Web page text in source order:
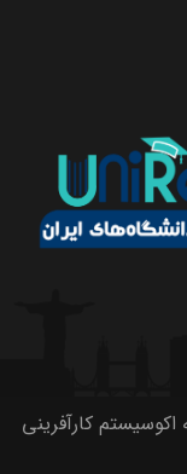
کارآفرینی